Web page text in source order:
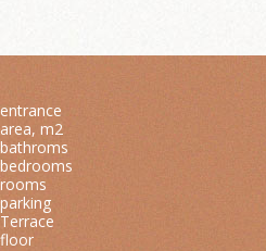
entrance
area, m2
bathroms
bedrooms
rooms
parking
Terrace
floor